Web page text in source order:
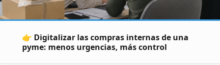
👉 Digitalizar las compras internas de una
pyme: menos urgencias, más control